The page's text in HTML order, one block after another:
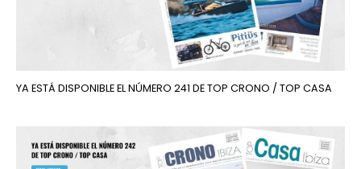
YA ESTÁ DISPONIBLE EL NÚMERO 241 DE TOP CRONO / TOP CASA